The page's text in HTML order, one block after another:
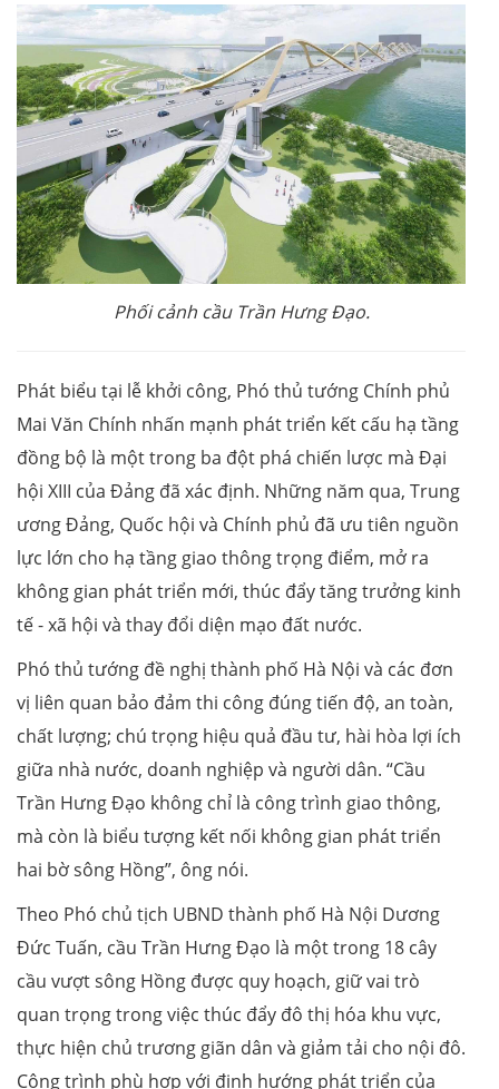
Phối cảnh cầu Trần Hưng Đạo.
Phát biểu tại lễ khởi công, Phó thủ tướng Chính phủ
Mai Văn Chính nhấn mạnh phát triển kết cấu hạ tầng
đồng bộ là một trong ba đột phá chiến lược mà Đại
hội XIII của Đảng đã xác định. Những năm qua, Trung
ương Đảng, Quốc hội và Chính phủ đã ưu tiên nguồn
lực lớn cho hạ tầng giao thông trọng điểm, mở ra
không gian phát triển mới, thúc đẩy tăng trưởng kinh
tế - xã hội và thay đổi diện mạo đất nước.
Phó thủ tướng đề nghị thành phố Hà Nội và các đơn
vị liên quan bảo đảm thi công đúng tiến độ, an toàn,
chất lượng; chú trọng hiệu quả đầu tư, hài hòa lợi ích
giữa nhà nước, doanh nghiệp và người dân. “Cầu
Trần Hưng Đạo không chỉ là công trình giao thông,
mà còn là biểu tượng kết nối không gian phát triển
hai bờ sông Hồng”, ông nói.
Theo Phó chủ tịch UBND thành phố Hà Nội Dương
Đức Tuấn, cầu Trần Hưng Đạo là một trong 18 cây
cầu vượt sông Hồng được quy hoạch, giữ vai trò
quan trọng trong việc thúc đẩy đô thị hóa khu vực,
thực hiện chủ trương giãn dân và giảm tải cho nội đô.
Công trình phù hợp với định hướng phát triển của